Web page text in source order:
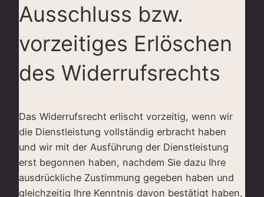
Ausschluss bzw.
vorzeitiges Erlöschen
des Widerrufsrechts
Das Widerrufsrecht erlischt vorzeitig, wenn wir
die Dienstleistung vollständig erbracht haben
und wir mit der Ausführung der Dienstleistung
erst begonnen haben, nachdem Sie dazu Ihre
ausdrückliche Zustimmung gegeben haben und
gleichzeitig Ihre Kenntnis davon bestätigt haben,